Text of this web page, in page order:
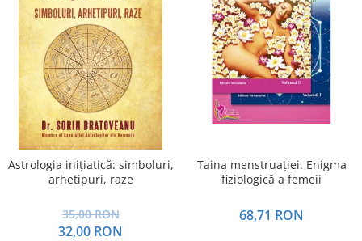
Astrologia inițiatică: simboluri,
arhetipuri, raze
35,00 RON
32,00 RON
Taina menstruației. Enigma
fiziologică a femeii
68,71 RON